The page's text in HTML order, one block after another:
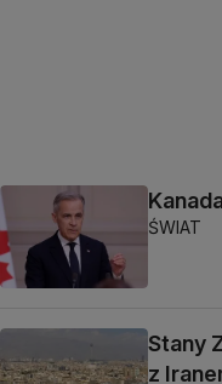
ŚWIAT
Stany
z